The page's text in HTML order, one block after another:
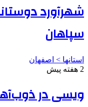
شهرآورد
سپاهان
استانها > اصفهان
2 هفته پیش
ویسی در